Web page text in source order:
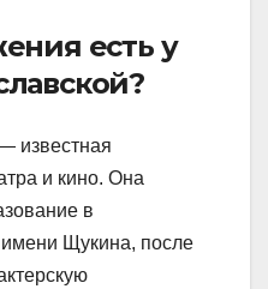
есть у
известная
и кино. Она
в
Щукина, после